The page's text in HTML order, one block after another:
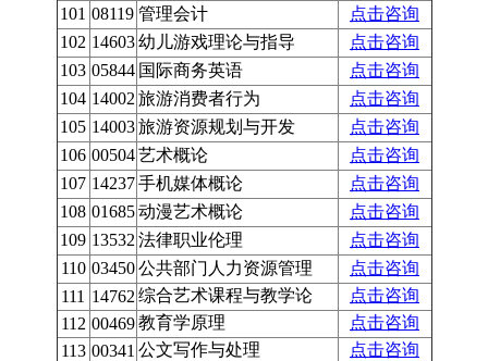
101 08119 管理会计
点击咨询
102 14603 幼儿游戏理论与指导
点击咨询
103 05844 国际商务英语
点击咨询
104 14002 旅游消费者行为
点击咨询
105 14003 旅游资源规划与开发
点击咨询
106 00504 艺术概论
点击咨询
107 14237 手机媒体概论
点击咨询
108 01685 动漫艺术概论
点击咨询
109 13532 法律职业伦理
点击咨询
110 03450 公共部门人力资源管理
点击咨询
111 14762 综合艺术课程与教学论
点击咨询
112 00469 教育学原理
点击咨询
113 00341 公文写作与处理
点击咨询